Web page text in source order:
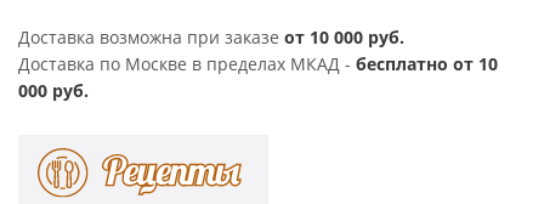
Доставка возможна при заказе от 10 000 руб.
Доставка по Москве в пределах МКАД - бесплатно от 10
000 руб.